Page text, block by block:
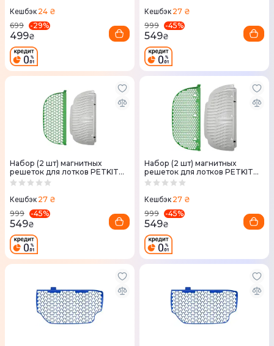
Кешбэк 24 ₴
699
-29%
499₴
Кешбэк 27 ₴
999
-45%
549₴
Набор (2 шт) магнитных
решеток для лотков PETKIT
P99022
Кешбэк 27 ₴
999
-45%
549₴
Набор (2 шт) магнитных
решеток для лотков PETKIT
P99023
Кешбэк 27 ₴
999
-45%
549₴